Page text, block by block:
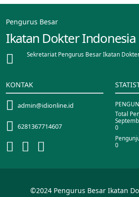
Pengurus Besar
Ikatan Dokter Indonesia
Sekretariat Pengurus Besar Ikatan
KONTAK
admin@idionline.id
6281367714607
Total
0
0
©2024 Pengurus Besar Ikatan